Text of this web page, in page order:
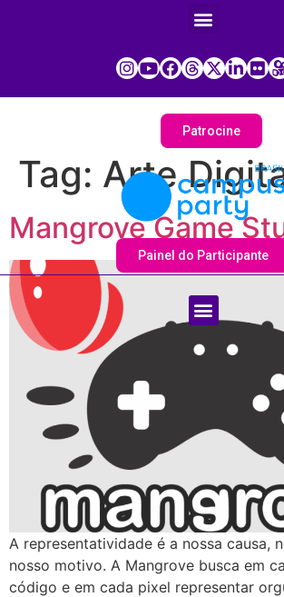
Patrocine
Painel do Participante
Tag: Arte
Mangrove Game
A representatividade é a nossa causa,
nosso motivo. A Mangrove busca em
código e em cada pixel representar